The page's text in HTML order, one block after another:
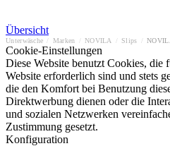
Übersicht
Unterwäsche Marken NOVILA Slips
Cookie-Einstellungen
Diese Website benutzt Cookies, die
Website erforderlich sind und stets
die den Komfort bei Benutzung
Direktwerbung dienen oder die
und sozialen Netzwerken
Zustimmung gesetzt.
Konfiguration